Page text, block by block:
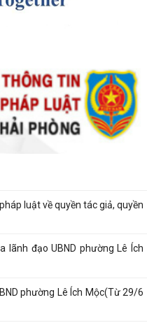
họp thường lệ giữa năm 2026)
lãnh đạo UBND phường Lê Ích
đạo UBND Phường Lê Ích
kết quả xét duyệt trợ cấp đối
luật về quyền tác giả, quyền